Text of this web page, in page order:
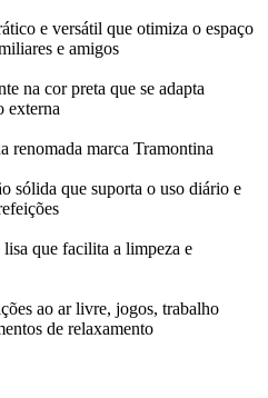
e versátil que otimiza o espaço
e amigos
na cor preta que se adapta
externa
renomada marca Tramontina
sólida que suporta o uso diário e
que facilita a limpeza e
ao ar livre, jogos, trabalho
de relaxamento